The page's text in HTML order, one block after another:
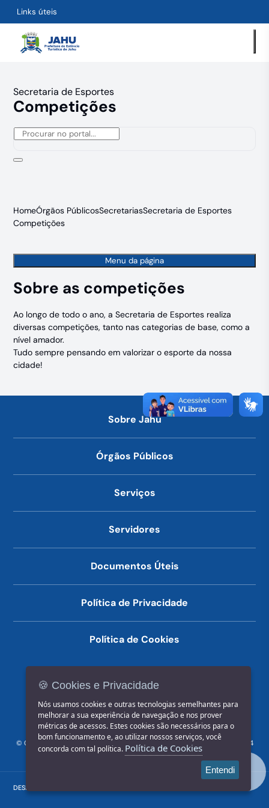
Links úteis
Secretaria de Esportes
Competições
HomeÓrgãos PúblicosSecretariasSecretaria de Esportes
Competições
Menu da página
Sobre as competições
Ao longo de todo o ano, a Secretaria de Esportes realiza
diversas competições, tanto nas categorias de base, como a
nível amador.
Tudo sempre pensando em valorizar o esporte da nossa
cidade!
Sobre Jahu
Órgãos Públicos
Serviços
Servidores
Documentos Úteis
Política de Privacidade
Política de Cookies
© COPYRIGHT 2026, Prefeitura Municipal de Jahu | Rua Paissandu, 444
- Centro CEP: 17201-900
DESENVOLVIDO POR
🍪 Cookies e Privacidade
Nós usamos cookies e outras tecnologias semelhantes para
melhorar a sua experiência de navegação e nos prover
métricas de acessos. Estes cookies são necessários para o
bom funcionamento e, ao utilizar nossos serviços, você
concorda com tal política. Política de Cookies
Entendi